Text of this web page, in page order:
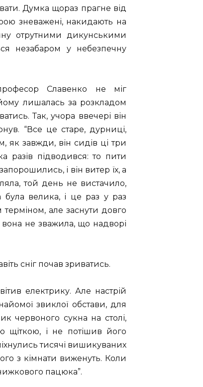
Думка щораз прагне від
зневажені, накидають на
отрутними дикунськими
незабаром у небезпечну
Славенко не міг
лишалась за розкладом
Так, учора ввечері він
“Все це старе, дурниці,
як завжди, він сидів ці три
разів підводився: то пити
і він витер їх, а
той день не вистачило,
велика, і це раз у раз
але заснути довго
вона не зважила, що надворі
сніг почав зриватись.
електрику. Але настрій
звиклої обстави, для
червоного сукна на столі,
щіткою, і не потішив його
тисячі вишикуваних
з кімнати виженуть. Коли
пацюка”.